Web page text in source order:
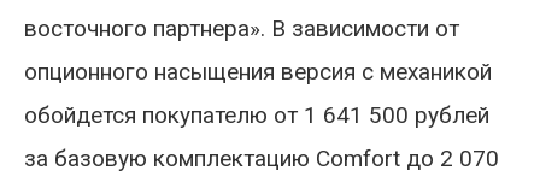
восточного партнера». В зависимости от
опционного насыщения версия с механикой
обойдется покупателю от 1 641 500 рублей
за базовую комплектацию Comfort до 2 070